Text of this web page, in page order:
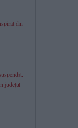
din
județul